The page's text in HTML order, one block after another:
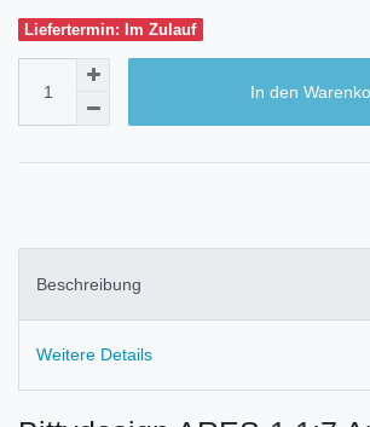
Liefertermin: Im Zulauf
In den
Beschreibung
Weitere Details